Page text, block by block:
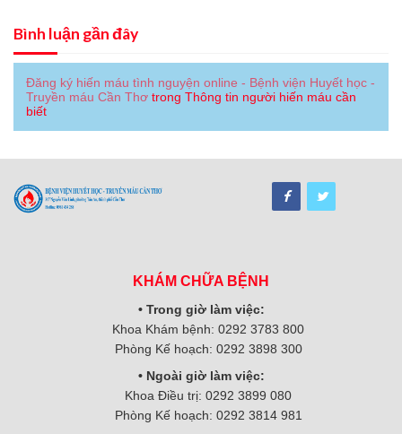
Bình luận gần đây
Đăng ký hiến máu tình nguyện online - Bệnh viện Huyết học -
Truyền máu Cần Thơ trong Thông tin người hiến máu cần
biết
KHÁM CHỮA BỆNH
• Trong giờ làm việc:
Khoa Khám bệnh: 0292 3783 800
Phòng Kế hoạch: 0292 3898 300
• Ngoài giờ làm việc:
Khoa Điều trị: 0292 3899 080
Phòng Kế hoạch: 0292 3814 981